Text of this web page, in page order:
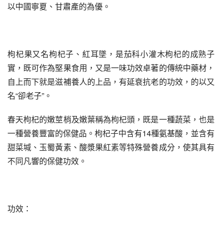
以中國寧夏、甘肅產的為優。
枸杞果又名枸杞子、紅耳墜，是茄科小灌木枸杞的成熟子
實，既可作為堅果食用，又是一味功效卓著的傳統中藥材，
自上而下就是滋補養人的上品，有延衰抗老的功效，的以又
名“卻老子”。
春天枸杞的嫩莖梢及嫩葉稱為枸杞頭，既是一種蔬菜，也是
一種營養豐富的保健品。枸杞子中含有14種氨基酸，並含有
甜菜堿、玉蜀黃素、酸漿果紅素等特殊營養成分，使其具有
不同凡響的保健功效。
功效：